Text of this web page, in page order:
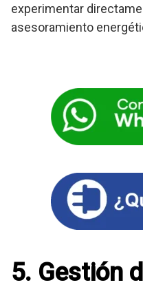
experimentar
asesoramiento
5. Gestión